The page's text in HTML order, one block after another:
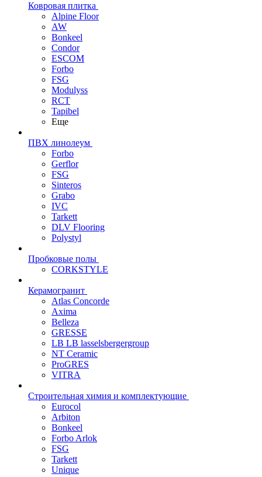
Ковровая плитка
Alpine Floor
AW
Bonkeel
Condor
ESCOM
Forbo
FSG
Modulyss
RCT
Tapibel
Еще
ПВХ линолеум
Forbo
Gerflor
FSG
Sinteros
Grabo
IVC
Tarkett
DLV Flooring
Polystyl
Пробковые полы
CORKSTYLE
Керамогранит
Atlas Concorde
Axima
Belleza
GRESSE
LB LB lasselsbergergroup
NT Ceramic
ProGRES
VITRA
Строительная химия и комплектующие
Eurocol
Arbiton
Bonkeel
Forbo Arlok
FSG
Tarkett
Unique